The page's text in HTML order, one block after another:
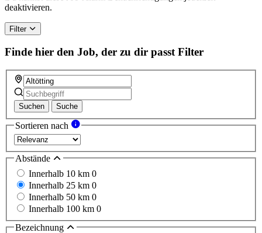
deaktivieren.
Filter
Finde hier den Job, der zu dir passt Filter
Suchen Suche
Sortieren nach
Abstände
Innerhalb 10 km 0
Innerhalb 25 km 0
Innerhalb 50 km 0
Innerhalb 100 km 0
Bezeichnung